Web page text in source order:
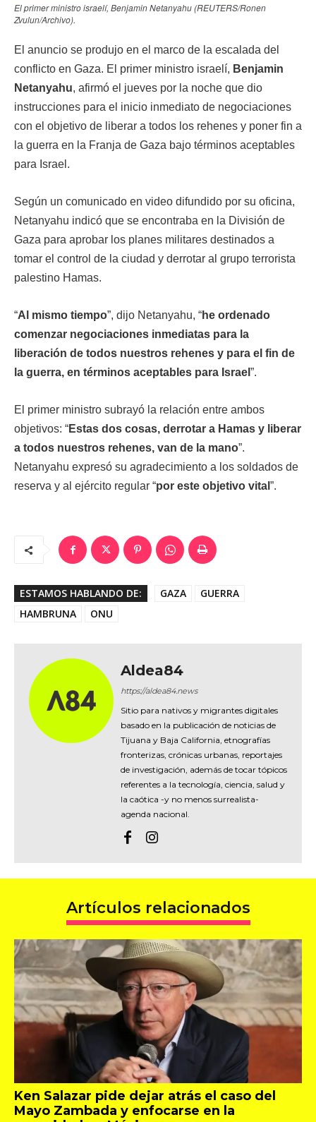
El primer ministro israelí, Benjamin Netanyahu (REUTERS/Ronen
Zvulun/Archivo).
El anuncio se produjo en el marco de la escalada del
conflicto en Gaza. El primer ministro israelí, Benjamin
Netanyahu, afirmó el jueves por la noche que dio
instrucciones para el inicio inmediato de negociaciones
con el objetivo de liberar a todos los rehenes y poner fin a
la guerra en la Franja de Gaza bajo términos aceptables
para Israel.
Según un comunicado en video difundido por su oficina,
Netanyahu indicó que se encontraba en la División de
Gaza para aprobar los planes militares destinados a
tomar el control de la ciudad y derrotar al grupo terrorista
palestino Hamas.
“Al mismo tiempo”, dijo Netanyahu, “he ordenado
comenzar negociaciones inmediatas para la
liberación de todos nuestros rehenes y para el fin de
la guerra, en términos aceptables para Israel ”.
El primer ministro subrayó la relación entre ambos
objetivos: “Estas dos cosas, derrotar a Hamas y liberar
a todos nuestros rehenes, van de la mano”.
Netanyahu expresó su agradecimiento a los soldados de
reserva y al ejército regular “por este objetivo vital ”.
ESTAMOS HABLANDO DE: GAZA
GUERRA
HAMBRUNA
ONU
Aldea84
https://aldea84.news
Sitio para nativos y migrantes digitales
basado en la publicación de noticias de
Tijuana y Baja California, etnografías
fronterizas, crónicas urbanas, reportajes
de investigación, además de tocar tópicos
referentes a la tecnología, ciencia, salud y
la caótica -y no menos surrealista-
agenda nacional.
Artículos relacionados
Ken Salazar pide dejar atrás el caso del
Mayo Zambada y enfocarse en la